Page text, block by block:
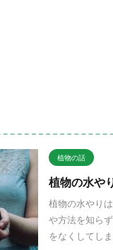
植物の話
植物の水や
植物の水やり
や方法を知ら
をなくしてし